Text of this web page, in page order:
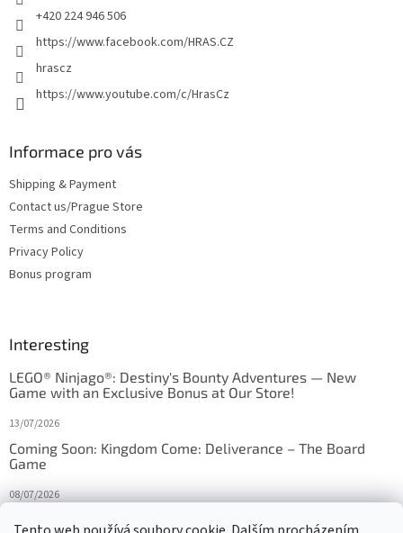
+420 224 946 506
https://www.facebook.com/HRAS.CZ
hrascz
https://www.youtube.com/c/HrasCz
Informace pro vás
Shipping & Payment
Contact us/Prague Store
Terms and Conditions
Privacy Policy
Bonus program
Interesting
LEGO® Ninjago®: Destiny's Bounty Adventures — New
Game with an Exclusive Bonus at Our Store!
13/07/2026
Coming Soon: Kingdom Come: Deliverance – The Board
Game
08/07/2026